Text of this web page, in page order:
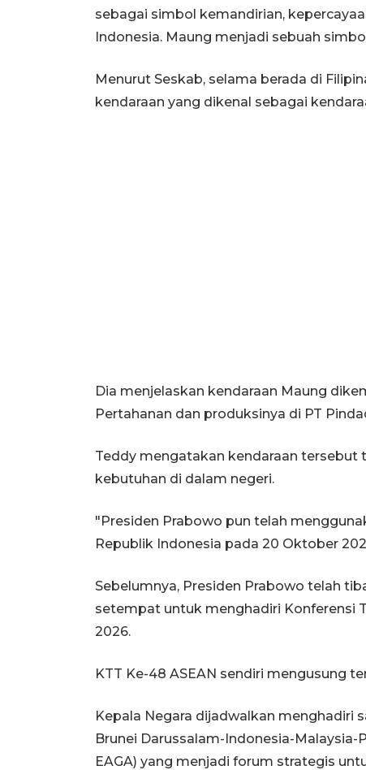
sebagai simbol kemandirian,
Indonesia. Maung menjadi sebuah
Menurut Seskab, selama berada di
kendaraan yang dikenal sebagai
Dia menjelaskan kendaraan Maung
Pertahanan dan produksinya di PT
Teddy mengatakan kendaraan tersebut
kebutuhan di dalam negeri.
"Presiden Prabowo pun telah
Republik Indonesia pada 20 Oktober
Sebelumnya, Presiden Prabowo telah
setempat untuk menghadiri Konferensi
2026.
KTT Ke-48 ASEAN sendiri mengusung
Kepala Negara dijadwalkan menghadiri
Brunei Darussalam-Indonesia-Malaysia-
EAGA) yang menjadi forum strategis